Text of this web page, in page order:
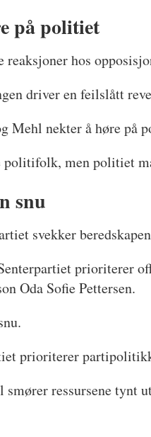
på politiet
reaksjoner hos
driver en feilslått
Mehl nekter å høre
men politiet
snu
svekker
prioriterer
Oda Sofie Pettersen.
prioriterer
ressursene tynt